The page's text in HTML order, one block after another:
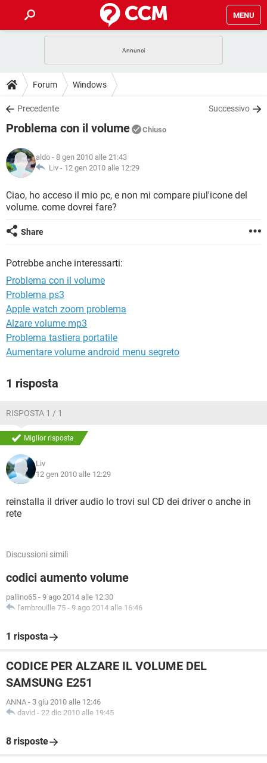
MENU
INTRATTENIMENTO
iOS
INSTAGRAM WHATSAPP
TIKTOK
HARDWARE
GUIDE
COVID-19
INSTAGRAM
TIKTOK
HARDWARE
DOWNLOAD
COVID-19 GAMING
INTRATTENIMENTO
iOS
INSTAGRAM WHATSAPP
TIKTOK
HARDWARE
COVID-19
INTRATTENIMENTO
iOS WINDOWS 10
HARDWARE
GLOSSARIO
COVID-19 GAMING
INTRATTENIMENTO
iOS
HARDWARE
Forum Windows
Precedente Successivo
Problema con il volume Chiuso
aldo - 8 gen 2010 alle 21:43
Liv - 12 gen 2010 alle 12:29
Ciao, ho acceso il mio pc, e non mi compare piul'icone del
volume. come dovrei fare?
Share
Potrebbe anche interessarti:
Problema con il volume
Problema ps3
Apple watch zoom problema
Alzare volume mp3
Problema tastiera portatile
Aumentare volume android menu segreto
1 risposta
RISPOSTA 1 / 1
Miglior risposta
Liv
12 gen 2010 alle 12:29
reinstalla il driver audio lo trovi sul CD dei driver o anche in
rete
Discussioni simili
codici aumento volume
pallino65 - 9 ago 2014 alle 12:30
l'embrouille 75 - 9 ago 2014 alle 16:46
1 risposta
CODICE PER ALZARE IL VOLUME DEL
SAMSUNG E251
ANNA - 3 giu 2010 alle 12:46
david - 22 dic 2010 alle 19:45
8 risposte